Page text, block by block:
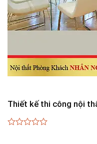
Thiết kế thi công nội